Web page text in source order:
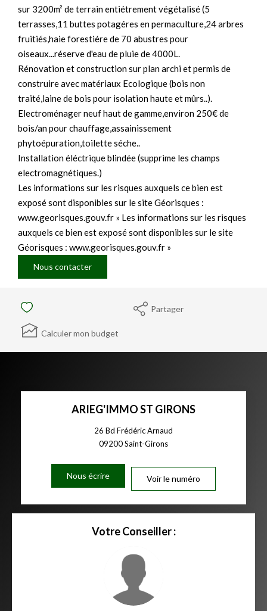
sur 3200m² de terrain entiétrement végétalisé (5
terrasses,11 buttes potagéres en permaculture,24 arbres
fruitiés,haie forestiére de 70 abustres pour
oiseaux...réserve d'eau de pluie de 4000L.
Rénovation et construction sur plan archi et permis de
construire avec matériaux Ecologique (bois non
traité,laine de bois pour isolation haute et mûrs..).
Electroménager neuf haut de gamme,environ 250€ de
bois/an pour chauffage,assainissement
phytoépuration,toilette séche..
Installation éléctrique blindée (supprime les champs
electromagnétiques.)
Les informations sur les risques auxquels ce bien est
exposé sont disponibles sur le site Géorisques :
www.georisques.gouv.fr » Les informations sur les risques
auxquels ce bien est exposé sont disponibles sur le site
Géorisques : www.georisques.gouv.fr »
Nous contacter
Partager
Calculer mon budget
ARIEG'IMMO ST GIRONS
26 Bd Frédéric Arnaud
09200Saint-Girons
Nous écrire Voir le numéro
Votre Conseiller :